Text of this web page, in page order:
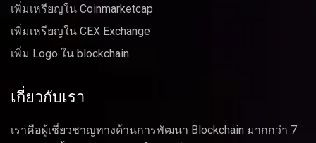
เพิ่มเหรียญใน Coinmarketcap
เพิ่มเหรียญใน CEX Exchange
เพิ่ม Logo ใน blockchain
เกี่ยวกับเรา
เราคือผู้เชี่ยวชาญทางด้านการพัฒนา Blockchain มากกว่า 7